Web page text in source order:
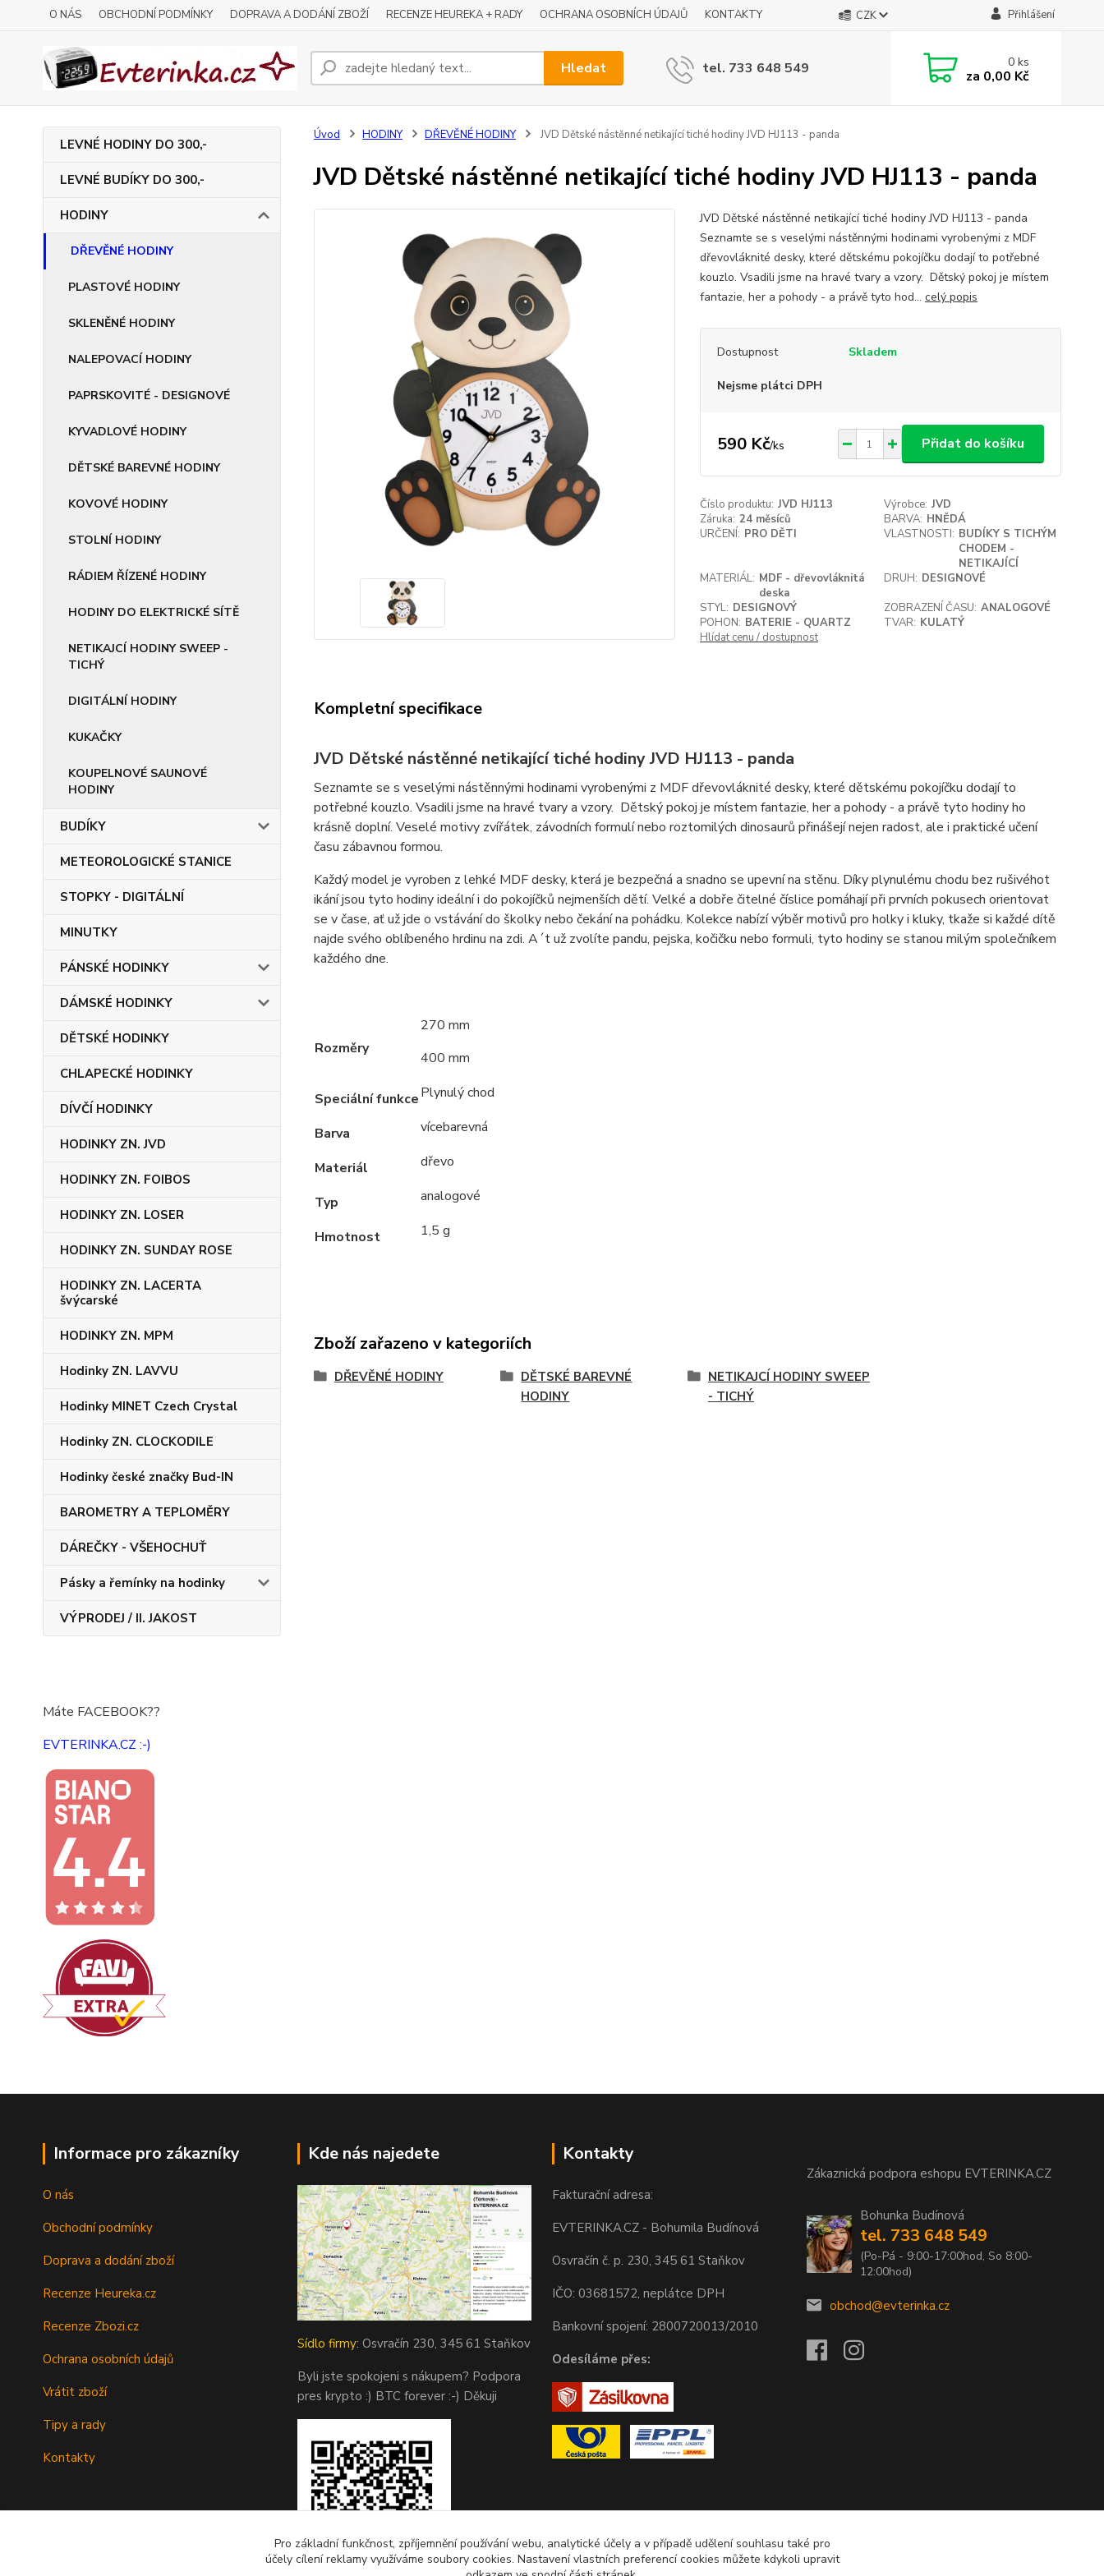
O NÁS OBCHODNÍ PODMÍNKY DOPRAVA A DODÁNÍ ZBOŽÍ RECENZE HEUREKA + RADY OCHRANA OSOBNÍCH ÚDAJŮ KONTAKTY CZK Přihlášení
Hledat tel. 733 648 549 0ks
za 0,00 Kč
LEVNÉ HODINY DO 300,-
LEVNÉ BUDÍKY DO 300,-
HODINY
DŘEVĚNÉ HODINY
PLASTOVÉ HODINY
SKLENĚNÉ HODINY
NALEPOVACÍ HODINY
PAPRSKOVITÉ - DESIGNOVÉ
KYVADLOVÉ HODINY
DĚTSKÉ BAREVNÉ HODINY
KOVOVÉ HODINY
STOLNÍ HODINY
RÁDIEM ŘÍZENÉ HODINY
HODINY DO ELEKTRICKÉ SÍTĚ
NETIKAJCÍ HODINY SWEEP -
TICHÝ
DIGITÁLNÍ HODINY
KUKAČKY
KOUPELNOVÉ SAUNOVÉ
HODINY
BUDÍKY
METEOROLOGICKÉ STANICE
STOPKY - DIGITÁLNÍ
MINUTKY
PÁNSKÉ HODINKY
DÁMSKÉ HODINKY
DĚTSKÉ HODINKY
CHLAPECKÉ HODINKY
DÍVČÍ HODINKY
HODINKY ZN. JVD
HODINKY ZN. FOIBOS
HODINKY ZN. LOSER
HODINKY ZN. SUNDAY ROSE
HODINKY ZN. LACERTA
švýcarské
HODINKY ZN. MPM
Hodinky ZN. LAVVU
Hodinky MINET Czech Crystal
Hodinky ZN. CLOCKODILE
Hodinky české značky Bud-IN
BAROMETRY A TEPLOMĚRY
DÁREČKY - VŠEHOCHUŤ
Pásky a řemínky na hodinky
VÝPRODEJ / II. JAKOST
Máte FACEBOOK??
EVTERINKA.CZ :-)
Úvod HODINY DŘEVĚNÉ HODINY JVD Dětské nástěnné netikající tiché hodiny JVD HJ113 - panda
JVD Dětské nástěnné netikající tiché hodiny JVD HJ113 - panda
JVD Dětské nástěnné netikající tiché hodiny JVD HJ113 - panda
Seznamte se s veselými nástěnnými hodinami vyrobenými z MDF
dřevovláknité desky, které dětskému pokojíčku dodají to potřebné
kouzlo. Vsadili jsme na hravé tvary a vzory. Dětský pokoj je místem
fantazie, her a pohody - a právě tyto hod... celý popis
Dostupnost Skladem
Nejsme plátci DPH
590 Kč/ks Přidat do košíku
Číslo produktu: JVD HJ113 Výrobce: JVD
Záruka: 24 měsíců BARVA: HNĚDÁ
URČENÍ: PRO DĚTI VLASTNOSTI: BUDÍKY S TICHÝM
CHODEM -
NETIKAJÍCÍ
MATERIÁL: MDF - dřevovláknitá
deska
DRUH: DESIGNOVÉ
STYL: DESIGNOVÝ ZOBRAZENÍ ČASU: ANALOGOVÉ
POHON: BATERIE - QUARTZ TVAR: KULATÝ
Hlídat cenu / dostupnost
Kompletní specifikace
JVD Dětské nástěnné netikající tiché hodiny JVD HJ113 - panda
Seznamte se s veselými nástěnnými hodinami vyrobenými z MDF dřevovláknité desky, které dětskému pokojíčku dodají to
potřebné kouzlo. Vsadili jsme na hravé tvary a vzory. Dětský pokoj je místem fantazie, her a pohody - a právě tyto hodiny ho
krásně doplní. Veselé motivy zvířátek, závodních formulí nebo roztomilých dinosaurů přinášejí nejen radost, ale i praktické učení
času zábavnou formou.
Každý model je vyroben z lehké MDF desky, která je bezpečná a snadno se upevní na stěnu. Díky plynulému chodu bez rušivéhot
ikání jsou tyto hodiny ideální i do pokojíčků nejmenších dětí. Velké a dobře čitelné číslice pomáhají při prvních pokusech orientovat
se v čase, ať už jde o vstávání do školky nebo čekání na pohádku. Kolekce nabízí výběr motivů pro holky i kluky, tkaže si každé dítě
najde svého oblíbeného hrdinu na zdi. A´t už zvolíte pandu, pejska, kočičku nebo formuli, tyto hodiny se stanou milým společníkem
každého dne.
Rozměry
270 mm
400 mm
Speciální funkcePlynulý chod
Barva vícebarevná
Materiál dřevo
Typ analogové
Hmotnost 1,5 g
Zboží zařazeno v kategoriích
DŘEVĚNÉ HODINY
DĚTSKÉ BAREVNÉ
HODINY
NETIKAJCÍ HODINY SWEEP
- TICHÝ
Informace pro zákazníky
O nás
Obchodní podmínky
Doprava a dodání zboží
Recenze Heureka.cz
Recenze Zbozi.cz
Ochrana osobních údajů
Vrátit zboží
Tipy a rady
Kontakty
Kde nás najedete
Sídlo firmy: Osvračín 230, 345 61 Staňkov
Byli jste spokojeni s nákupem? Podpora
pres krypto :) BTC forever :-) Děkuji
Kontakty
Fakturační adresa:
EVTERINKA.CZ - Bohumila Budínová
Osvračín č. p. 230, 345 61 Staňkov
IČO: 03681572, neplátce DPH
Bankovní spojení: 2800720013/2010
Odesíláme přes:
Zákaznická podpora eshopu EVTERINKA.CZ
Bohunka Budínová
tel. 733 648 549
(Po-Pá - 9:00-17:00hod, So 8:00-
12:00hod)
obchod@evterinka.cz
Pro základní funkčnost, zpříjemnění používání webu, analytické účely a v případě udělení souhlasu také pro
účely cílení reklamy využíváme soubory cookies. Nastavení vlastních preferencí cookies můžete kdykoli upravit